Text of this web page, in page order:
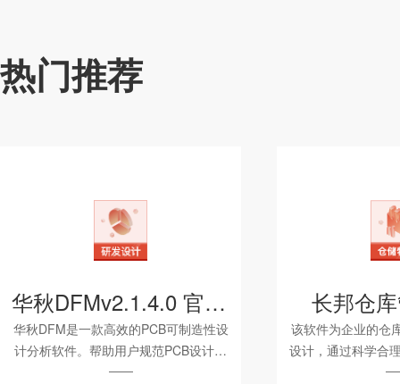
热门推荐
华秋DFMv2.1.4.0 官方版
华秋DFM是一款高效的PCB可制造性设
计分析软件。帮助用户规范PCB设计标
准，预防品质缺陷，精准定位设计隐
长邦仓
该软件为企业的仓
设计，通过科学合
拔、盘点等业务